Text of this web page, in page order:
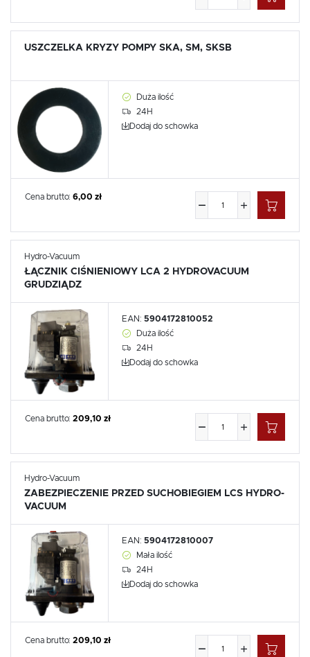
USZCZELKA KRYZY POMPY SKA, SM, SKSB
Duża ilość
24H
Dodaj do schowka
Cena brutto: 6,00 zł
Hydro-Vacuum
ŁĄCZNIK CIŚNIENIOWY LCA 2 HYDROVACUUM
GRUDZIĄDZ
EAN: 5904172810052
Duża ilość
24H
Dodaj do schowka
Cena brutto: 209,10 zł
Hydro-Vacuum
ZABEZPIECZENIE PRZED SUCHOBIEGIEM LCS HYDRO-
VACUUM
EAN: 5904172810007
Mała ilość
24H
Dodaj do schowka
Cena brutto: 209,10 zł